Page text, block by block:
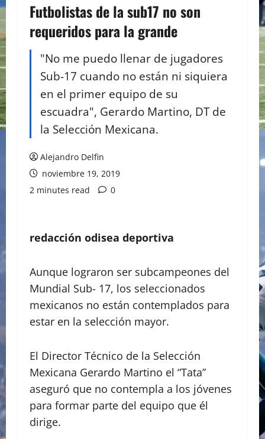
Futbolistas de la sub17 no son
requeridos para la grande
"No me puedo llenar de jugadores
Sub-17 cuando no están ni siquiera
en el primer equipo de su
escuadra", Gerardo Martino, DT de
la Selección Mexicana.
Alejandro Delfin
noviembre 19, 2019
2 minutes read
0
redacción odisea deportiva
Aunque lograron ser subcampeones del
Mundial Sub- 17, los seleccionados
mexicanos no están contemplados para
estar en la selección mayor.
El Director Técnico de la Selección
Mexicana Gerardo Martino el “Tata”
aseguró que no contempla a los jóvenes
para formar parte del equipo que él
dirige.